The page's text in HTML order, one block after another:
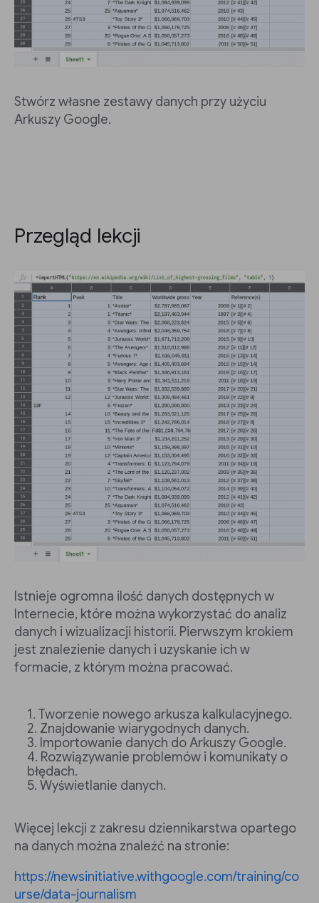
Stwórz własne zestawy danych przy użyciu
Arkuszy Google.
Przegląd lekcji
Istnieje ogromna ilość danych dostępnych w
Internecie, które można wykorzystać do analiz
danych i wizualizacji historii. Pierwszym krokiem
jest znalezienie danych i uzyskanie ich w
formacie, z którym można pracować.
Tworzenie nowego arkusza kalkulacyjnego.
Znajdowanie wiarygodnych danych.
Importowanie danych do Arkuszy Google.
Rozwiązywanie problemów i komunikaty o
błędach.
Wyświetlanie danych.
Więcej lekcji z zakresu dziennikarstwa opartego
na danych można znaleźć na stronie:
https://newsinitiative.withgoogle.com/training/co
urse/data-journalism